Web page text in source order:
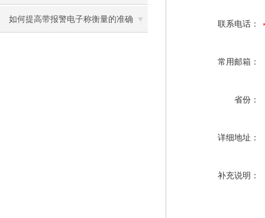
如何提高带报警电子称衡量的准确
联系电话：
常用邮箱：
省份：
详细地址：
补充说明：